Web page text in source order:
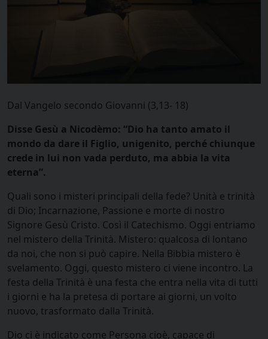
Dal Vangelo secondo Giovanni (3,13- 18)
Disse Gesù a Nicodèmo: “Dio ha tanto amato il
mondo da dare il Figlio, unigenito, perché chiunque
crede in lui non vada perduto, ma abbia la vita
eterna”.
Quali sono i misteri principali della fede? Unità e trinità
di Dio; Incarnazione, Passione e morte di nostro
Signore Gesù Cristo. Così il Catechismo. Oggi entriamo
nel mistero della Trinità. Mistero: qualcosa di lontano
da noi, che non si può capire. Nella Bibbia mistero è
svelamento. Oggi, questo mistero ci viene incontro. La
festa della Trinità è una festa che entra nella vita di tutti
i giorni e ha la pretesa di portare ai giorni, un volto
nuovo, trasformato dalla Trinità.
Dio ci è indicato come Persona cioè, capace di